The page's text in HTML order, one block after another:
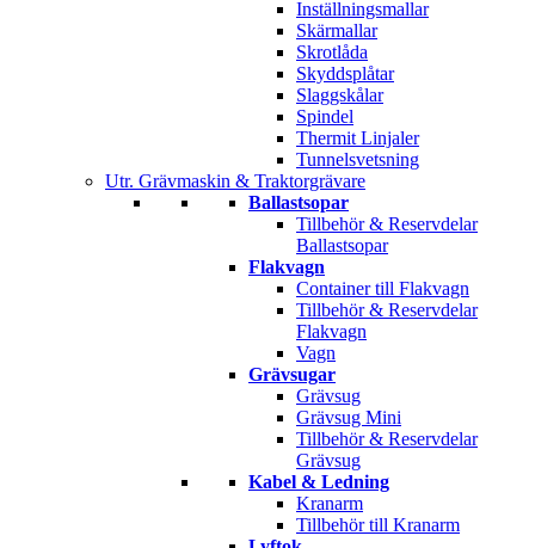
Inställningsmallar
Skärmallar
Skrotlåda
Skyddsplåtar
Slaggskålar
Spindel
Thermit Linjaler
Tunnelsvetsning
Utr. Grävmaskin & Traktorgrävare
Ballastsopar
Tillbehör & Reservdelar
Ballastsopar
Flakvagn
Container till Flakvagn
Tillbehör & Reservdelar
Flakvagn
Vagn
Grävsugar
Grävsug
Grävsug Mini
Tillbehör & Reservdelar
Grävsug
Kabel & Ledning
Kranarm
Tillbehör till Kranarm